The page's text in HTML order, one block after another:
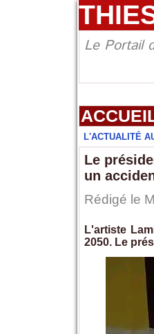
Le Portail
L'ACTUALITÉ
Le
un
Rédigé le
L'artiste
2050. Le